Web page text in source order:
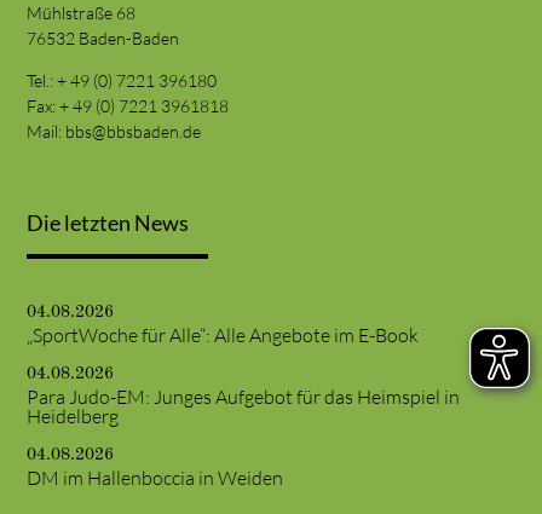
Mühlstraße 68
76532 Baden-Baden
Tel.: + 49 (0) 7221 396180
Fax: + 49 (0) 7221 3961818
Mail: bbs@bbsbaden.de
Die letzten News
04.08.2026
„SportWoche für Alle“: Alle Angebote im E-Book
04.08.2026
Para Judo-EM: Junges Aufgebot für das Heimspiel in
Heidelberg
04.08.2026
DM im Hallenboccia in Weiden